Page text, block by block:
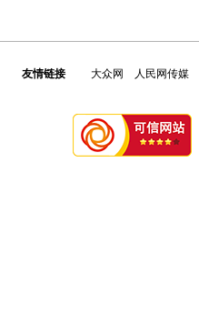
友情链接 大众网 人民网传媒